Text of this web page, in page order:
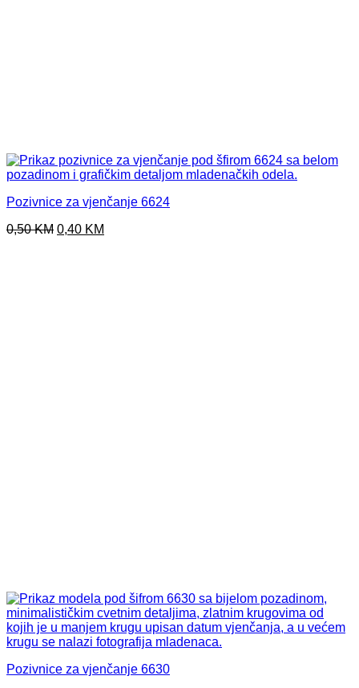
Pozivnice za vjenčanje 6624
0,50KM Original
0,40 KM
Pozivnice za vjenčanje 6630